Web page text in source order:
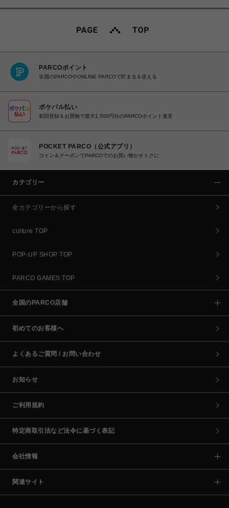
PARCOポイント
全国のPARCOやONLINE PARCOで貯まる＆使える
ポケパル払い
初回登録＆お買物で最大1,500円分のPARCOポイント進呈
POCKET PARCO（公式アプリ）
コイン＆クーポンでPARCOでのお買い物がオトクに
カテゴリー
全カテゴリーから探す
culture TOP
POP-UP SHOP TOP
PARCO GAMES TOP
全国のPARCO店舗
初めてのお客様へ
よくあるご質問 / お問い合わせ
お知らせ
ご利用規約
特定商取引法など法令に基づく表記
会社情報
関連サイト